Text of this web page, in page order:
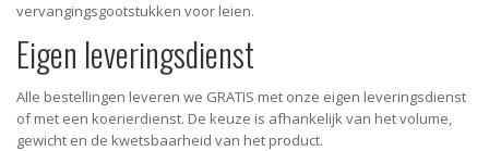
vervangingsgootstukken voor leien.
Eigen leveringsdienst
Alle bestellingen leveren we GRATIS met onze eigen leveringsdienst
of met een koerierdienst. De keuze is afhankelijk van het volume,
gewicht en de kwetsbaarheid van het product.